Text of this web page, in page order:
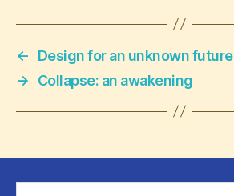
←
Design for an unknown future
→
Collapse: an awakening